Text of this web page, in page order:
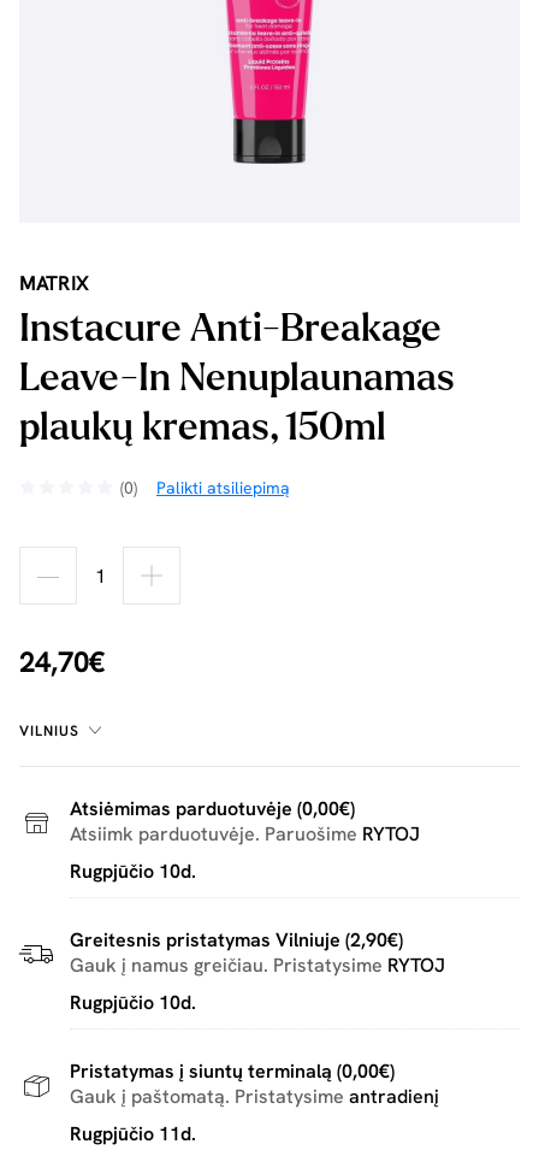
MATRIX
Instacure Anti-Breakage
Leave-In Nenuplaunamas
plaukų kremas, 150ml
(0) Palikti atsiliepimą
24,70€
VILNIUS
Atsiėmimas parduotuvėje (0,00€)
Atsiimk parduotuvėje. Paruošime RYTOJ
Rugpjūčio 10d.
Greitesnis pristatymas Vilniuje (2,90€)
Gauk į namus greičiau. Pristatysime RYTOJ
Rugpjūčio 10d.
Pristatymas į siuntų terminalą (0,00€)
Gauk į paštomatą. Pristatysime antradienį
Rugpjūčio 11d.